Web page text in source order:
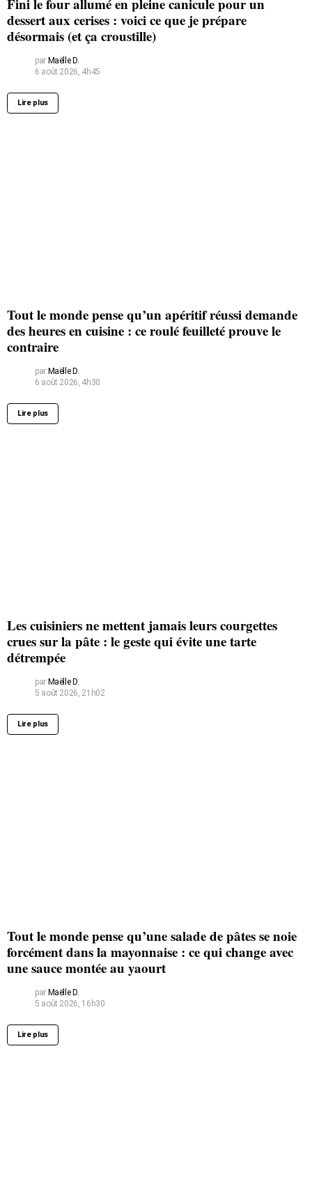
Fini le four allumé en pleine canicule pour un
dessert aux cerises : voici ce que je prépare
désormais (et ça croustille)
par Maëlle D.
6 août 2026, 4h45
Lire plus
Tout le monde pense qu’un apéritif réussi demande
des heures en cuisine : ce roulé feuilleté prouve le
contraire
par Maëlle D.
6 août 2026, 4h30
Lire plus
Les cuisiniers ne mettent jamais leurs courgettes
crues sur la pâte : le geste qui évite une tarte
détrempée
par Maëlle D.
5 août 2026, 21h02
Lire plus
Tout le monde pense qu’une salade de pâtes se noie
forcément dans la mayonnaise : ce qui change avec
une sauce montée au yaourt
par Maëlle D.
5 août 2026, 16h30
Lire plus